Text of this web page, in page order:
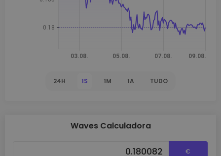
24H 1S 1M 1A TUDO
Waves Calculadora
€